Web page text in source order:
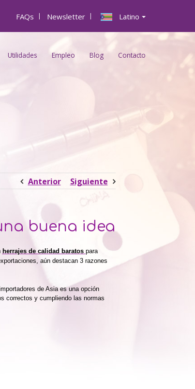
FAQs | Newsletter | Latino
Utilidades Empleo Blog Contacto
Anterior Siguiente
buena idea
herrajes de calidad baratos para
aún destacan 3 razones
de Asia es una opción
correctos y cumpliendo las normas